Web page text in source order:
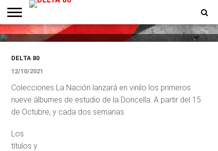
ENTREVISTAS
PREMIOS
PRODUCCIONES
PROGRAMACION
CONTACTO
HOMEPAGE
La Nación aprovecha el éxito de
Iron Maiden
DELTA 80
12/10/2021
Colecciones La Nación lanzará en vinilo los primeros
nueve álbumes de estudio de la Doncella. A partir del 15
de Octubre, y cada dos semanas.
Los
títulos y